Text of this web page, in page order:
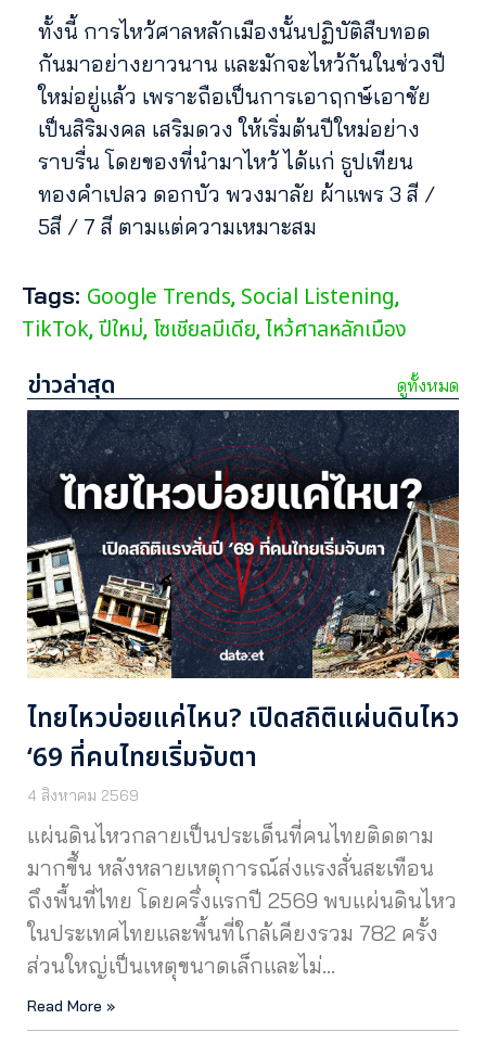
ทั้งนี้ การไหว้ศาลหลักเมืองนั้นปฏิบัติสืบทอด
กันมาอย่างยาวนาน และมักจะไหว้กันในช่วงปี
ใหม่อยู่แล้ว เพราะถือเป็นการเอาฤกษ์เอาชัย
เป็นสิริมงคล เสริมดวง ให้เริ่มต้นปีใหม่อย่าง
ราบรื่น โดยของที่นำมาไหว้ ได้แก่ ธูปเทียน
ทองคำเปลว ดอกบัว พวงมาลัย ผ้าแพร 3 สี /
5สี / 7 สี ตามแต่ความเหมาะสม
Tags: Google Trends, Social Listening,
TikTok, ปีใหม่, โซเชียลมีเดีย,ไหว้ศาลหลักเมือง
ข่าวล่าสุด ดูทั้งหมด
ไทยไหวบ่อยแค่ไหน? เปิดสถิติแผ่นดินไหว
‘69 ที่คนไทยเริ่มจับตา
4 สิงหาคม 2569
แผ่นดินไหวกลายเป็นประเด็นที่คนไทยติดตาม
มากขึ้น หลังหลายเหตุการณ์ส่งแรงสั่นสะเทือน
ถึงพื้นที่ไทย โดยครึ่งแรกปี 2569 พบแผ่นดินไหว
ในประเทศไทยและพื้นที่ใกล้เคียงรวม 782 ครั้ง
ส่วนใหญ่เป็นเหตุขนาดเล็กและไม่…
Read More »